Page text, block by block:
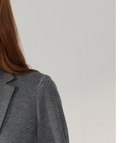
貨時間較長者)。因此無論收到
完成繳費。
司審查結果，核予每個人不同
技股份有限公司(下稱 AFTEE )
本服務所須提供之個人資料(包
電話、收件地址)，將交付予